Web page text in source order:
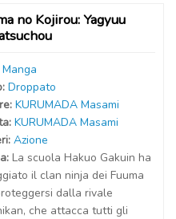
no Kojirou: Yagyuu
Manga
Droppato
e: KURUMADA Masami
a: KURUMADA Masami
Azione
La scuola Hakuo Gakuin ha
il clan ninja dei Fuuma
dalla rivale
che attacca tutti gli